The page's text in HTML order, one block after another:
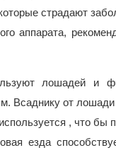
страдают
аппарата,
лошадей и
Всаднику от
, что
езда